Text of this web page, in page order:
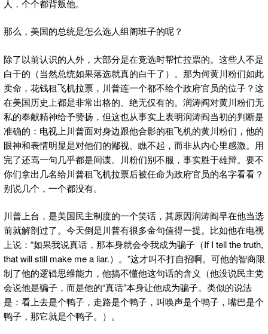
人，个个都背叛他。
那么，美国的总统是怎么选人组阁班子的呢？
除了以前认识的人外，大部分是在竞选时帮忙拉票的。这些人不是
白干的（当然总统如果落选就真的白干了）。那为何黄川粉们如此
卖命，花钱租飞机拉票，川普连一个都不给个政府官员的位子？这
在美国历史上都是非常出格的、绝无仅有的。润涛阎对黄川粉们无
私的奉献精神给予赞扬，但这也从事实上表明润涛阎当初的判断是
准确的：电视上川普面对身边跟他合影的租飞机的黄川粉们，他的
眼神和表情明显是对他们的鄙视、瞧不起，而非从内心里感激。用
完了还骂一句几乎都是间谍。川粉们别不服，事实胜于雄辩。要不
你们拿出几名给川普租飞机拉票后被任命为政府官员的名字看看？
别说几个，一个都没有。
川普上台，是美国民主制度的一个笑话，其原因润涛阎早在他当选
前就解剖过了。今天倒是川普有很多金句值得一提。比如他在电视
上说：“如果我说真话，那本身就会令我成为骗子（If I tell the truth,
that will still make me a liar.）。”这才叫不打自招啊。可他的智商限
制了他的逻辑思维能力，他搞不懂他这句话的含义（他没说民主党
会说他是骗子，而是他的“真话”本身让他成为骗子。类似的说法
是：看上去是个鸭子，走路是个鸭子，叫唤声是个鸭子，嘴巴是个
鸭子，那它就是个鸭子。）。